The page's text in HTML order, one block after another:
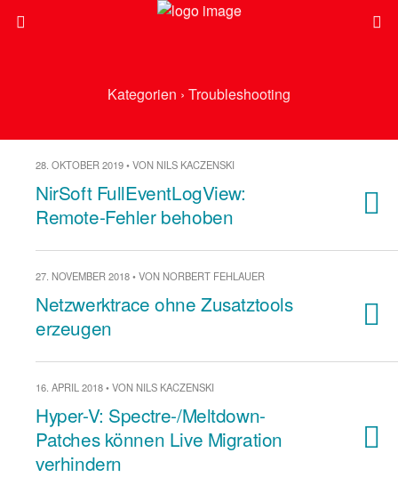
Kategorien › Troubleshooting
28. OKTOBER 2019 • VON NILS KACZENSKI
NirSoft FullEventLogView:
Remote-Fehler behoben
27. NOVEMBER 2018 • VON NORBERT FEHLAUER
Netzwerktrace ohne Zusatztools
erzeugen
16. APRIL 2018 • VON NILS KACZENSKI
Hyper-V: Spectre-/Meltdown-
Patches können Live Migration
verhindern